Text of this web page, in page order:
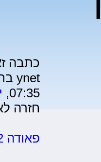
כתבה
07:35,
חזרה
פאודה 2 פרק 9